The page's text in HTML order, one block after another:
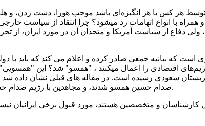
هر کس با هر انگیزه‌ای باشد موجب هورا، دست زدن، و
همراه با انواع اتهامات رد میشود؟ چرا انتقاد از سیاست
دفاع از سیاست آمریکا و متحدان آن در مورد ایران، از
است که بیانیه جمعی صادر کرده و اعلام می کند که باید با
اقتصادی را اعمال میکنند ، "همسو" شد؟ این
سعودی رسیده است. در مقاله های قبلی نشان داده شد
صدام حسین همسو شدند، و مجاهدین با رژیم صدام حسین در یک جبهه علیه نظامیان کشور خود جنگیدند.
کارشناسان و متخصصین هستند، مورد قبول برخی‌ ایرانیان